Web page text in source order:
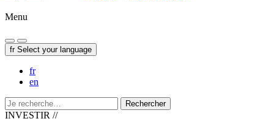
Menu
fr Select your language
fr
en
Rechercher
INVESTIR //